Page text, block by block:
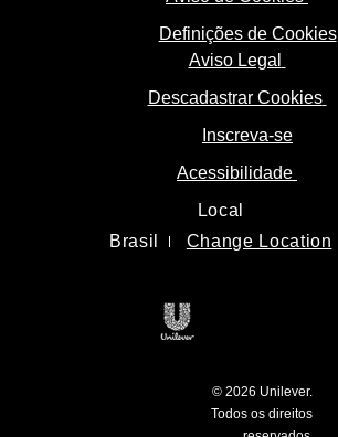
Definições de Cookies
Aviso Legal
Descadastrar Cookies
Inscreva-se
Acessibilidade
Local
Brasil
Change Location
© 2026 Unilever.
Todos os direitos